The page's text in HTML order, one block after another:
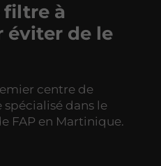
filtre à
éviter de le
centre de
dans le
FAP en Martinique.